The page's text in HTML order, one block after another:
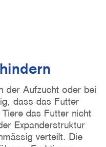
der Aufzucht oder bei
dass das Futter
das Futter nicht
Expanderstruktur
verteilt. Die